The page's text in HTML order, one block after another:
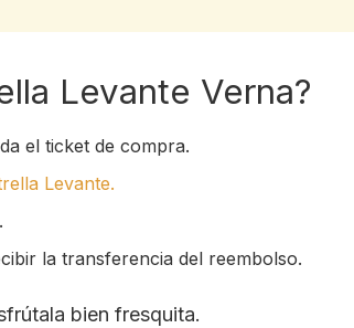
Levante Verna?
el ticket de compra.
Levante.
la transferencia del reembolso.
bien fresquita.